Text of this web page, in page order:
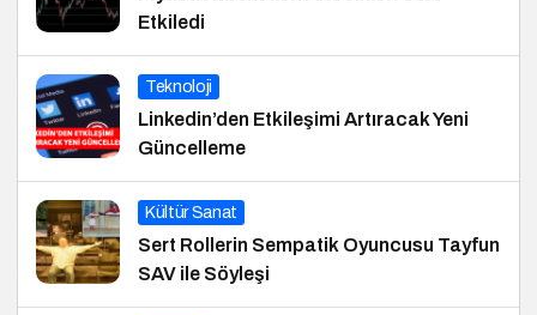
Etkiledi
Teknoloji
Linkedin’den Etkileşimi Artıracak Yeni
Güncelleme
Kültür Sanat
Sert Rollerin Sempatik Oyuncusu Tayfun
SAV ile Söyleşi